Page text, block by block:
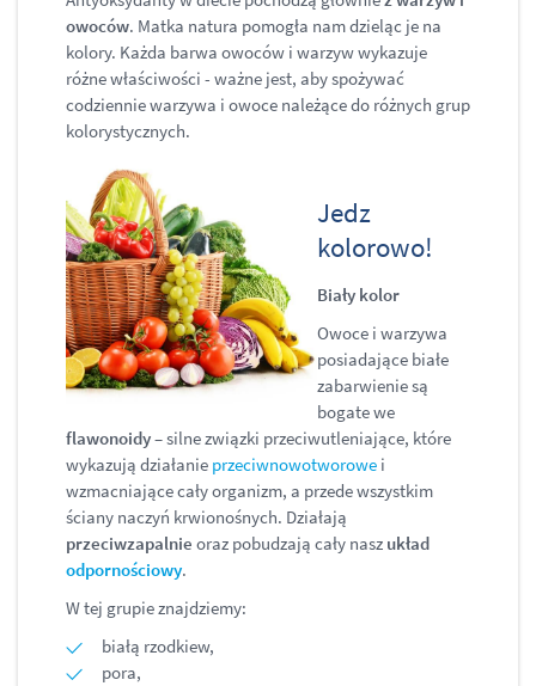
owoców. Matka natura pomogła nam dzieląc je na
kolory. Każda barwa owoców i warzyw wykazuje
różne właściwości - ważne jest, aby spożywać
codziennie warzywa i owoce należące do różnych grup
kolorystycznych.
Jedz
kolorowo!
Biały kolor
Owoce i warzywa
posiadające białe
zabarwienie są
bogate we
flawonoidy– silne związki przeciwutleniające, które
wykazują działanie przeciwnowotworowe i
wzmacniające cały organizm, a przede wszystkim
ściany naczyń krwionośnych. Działają
przeciwzapalnie oraz pobudzają cały nasz układ
odpornościowy.
W tej grupie znajdziemy:
białą rzodkiew,
pora,